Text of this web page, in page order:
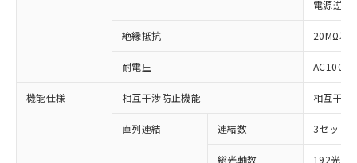
電源逆接
絶縁抵抗 20MΩ以
耐電圧
機能仕様 相互干渉防止機能 相互干渉
直列連結 連結数 3セット
総光軸数 192光軸
※1 対応状況
非含有に対応した製品が提供可能な商品で